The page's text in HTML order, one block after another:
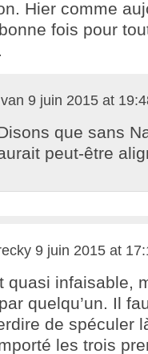
Hier comme
fois pour
9 juin 2015 at
que sans
peut-être
9 juin 2015 at
quasi infaisable,
quelqu’un. Il
de spéculer
les trois